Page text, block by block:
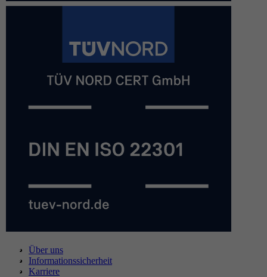
Über uns
Informationssicherheit
Karriere